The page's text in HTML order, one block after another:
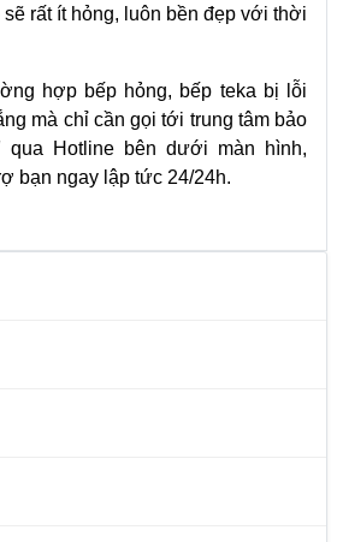
rất ít hỏng, luôn bền đẹp với thời
hợp bếp hỏng, bếp teka bị lỗi
mà chỉ cần gọi tới trung tâm bảo
qua Hotline bên dưới màn hình,
bạn ngay lập tức 24/24h.